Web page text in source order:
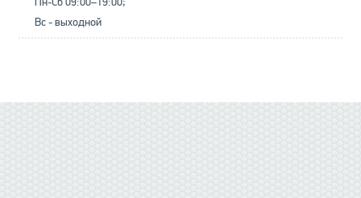
Вс - выходной